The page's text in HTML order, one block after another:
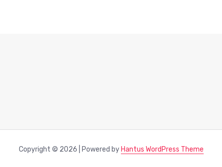
Copyright © 2026 | Powered by Hantus WordPress Theme